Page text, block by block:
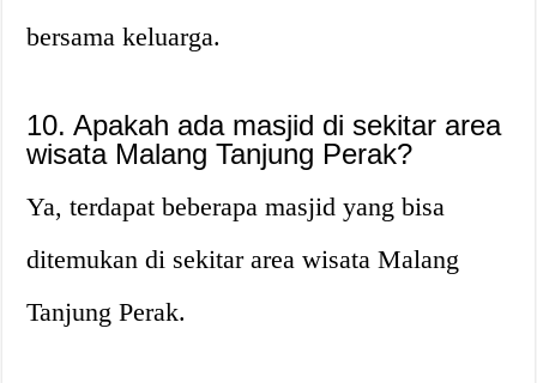
bersama keluarga.
10. Apakah ada masjid di sekitar area
wisata Malang Tanjung Perak?
Ya, terdapat beberapa masjid yang bisa
ditemukan di sekitar area wisata Malang
Tanjung Perak.